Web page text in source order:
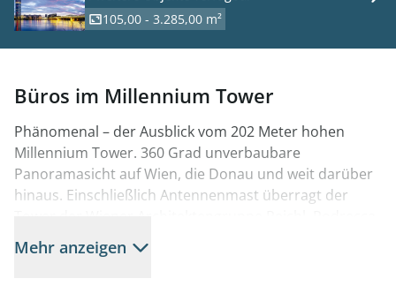
105,00 - 3.285,00 m²
Büros im Millennium Tower
Phänomenal – der Ausblick vom 202 Meter hohen
Millennium Tower. 360 Grad unverbaubare
Panoramasicht auf Wien, die Donau und weit darüber
hinaus. Einschließlich Antennenmast überragt der
und Weber den Stephansdom um 65 Meter. Ein
unverwechselbarer Bestandteil der Wiener Skyline,
Mehr anzeigen